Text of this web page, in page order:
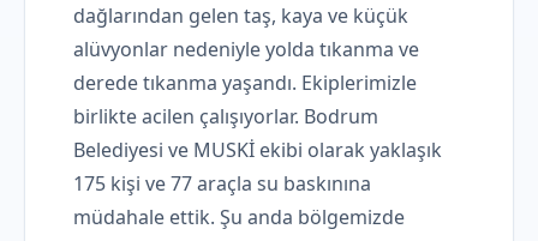
dağlarından gelen taş, kaya ve küçük
alüvyonlar nedeniyle yolda tıkanma ve
derede tıkanma yaşandı. Ekiplerimizle
birlikte acilen çalışıyorlar. Bodrum
Belediyesi ve MUSKİ ekibi olarak yaklaşık
175 kişi ve 77 araçla su baskınına
müdahale ettik. Şu anda bölgemizde